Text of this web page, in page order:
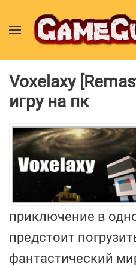
Voxelaxy
игру на пк
приключение в
предстоит
фантастический